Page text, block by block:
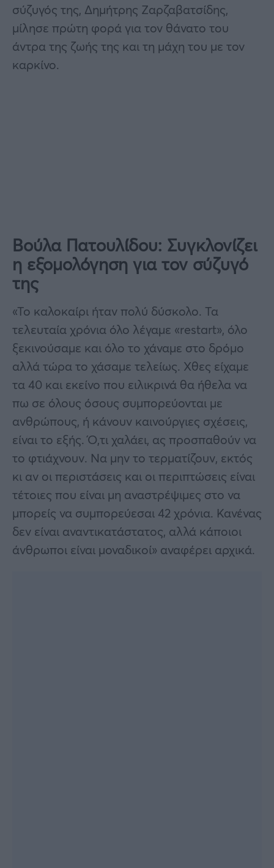
σύζυγός της, Δημήτρης Ζαρζαβατσίδης,
μίλησε πρώτη φορά για τον θάνατο του
άντρα της ζωής της και τη μάχη του με τον
καρκίνο.
Βούλα Πατουλίδου: Συγκλονίζει
η εξομολόγηση για τον σύζυγό
της
«Το καλοκαίρι ήταν πολύ δύσκολο. Τα
τελευταία χρόνια όλο λέγαμε «restart», όλο
ξεκινούσαμε και όλο το χάναμε στο δρόμο
αλλά τώρα το χάσαμε τελείως. Χθες είχαμε
τα 40 και εκείνο που ειλικρινά θα ήθελα να
πω σε όλους όσους συμπορεύονται με
ανθρώπους, ή κάνουν καινούργιες σχέσεις,
είναι το εξής. Ό,τι χαλάει, ας προσπαθούν να
το φτιάχνουν. Να μην το τερματίζουν, εκτός
κι αν οι περιστάσεις και οι περιπτώσεις είναι
τέτοιες που είναι μη αναστρέψιμες στο να
μπορείς να συμπορεύεσαι 42 χρόνια. Κανένας
δεν είναι αναντικατάστατος, αλλά κάποιοι
άνθρωποι είναι μοναδικοί» αναφέρει αρχικά.